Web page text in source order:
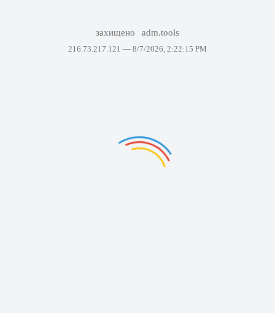
захищено adm.tools
216.73.217.121 — 8/7/2026, 2:22:15 PM